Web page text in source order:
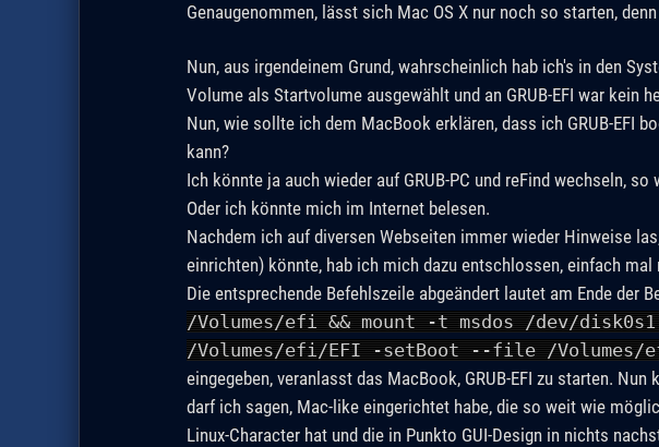
Genaugenommen, lässt sich Mac OS X nur noch so starten,
Nun, aus irgendeinem Grund, wahrscheinlich hab ich's in den
Volume als Startvolume ausgewählt und an GRUB-EFI war kein
Nun, wie sollte ich dem MacBook erklären, dass ich GRUB-EFI
kann?
Ich könnte ja auch wieder auf GRUB-PC und reFind wechseln,
Oder ich könnte mich im Internet belesen.
Nachdem ich auf diversen Webseiten immer wieder Hinweise
einrichten) könnte, hab ich mich dazu entschlossen, einfach
Die entsprechende Befehlszeile abgeändert lautet am Ende der
/Volumes/efi && mount -t msdos /dev/
/Volumes/efi/EFI -setBoot --file /Volumes/
eingegeben, veranlasst das MacBook, GRUB-EFI zu starten.
darf ich sagen, Mac-like eingerichtet habe, die so weit wie
Linux-Character hat und die in Punkto GUI-Design in nichts